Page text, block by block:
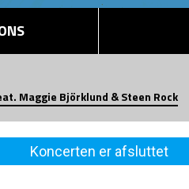
Maggie Björklund & Steen Rock
Koncerten er afsluttet